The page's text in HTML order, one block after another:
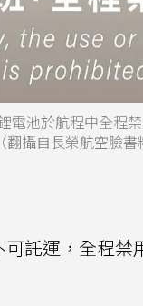
電池於航程中全程
攝自長榮航空臉書
託運，全程禁